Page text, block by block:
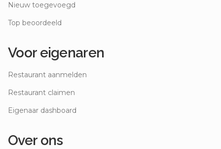
Nieuw toegevoegd
Top beoordeeld
Voor eigenaren
Restaurant aanmelden
Restaurant claimen
Eigenaar dashboard
Over ons